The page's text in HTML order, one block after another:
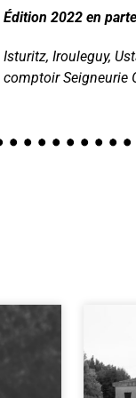
Édition 2022 en
Isturitz, Irouleguy,
comptoir Seigneurie